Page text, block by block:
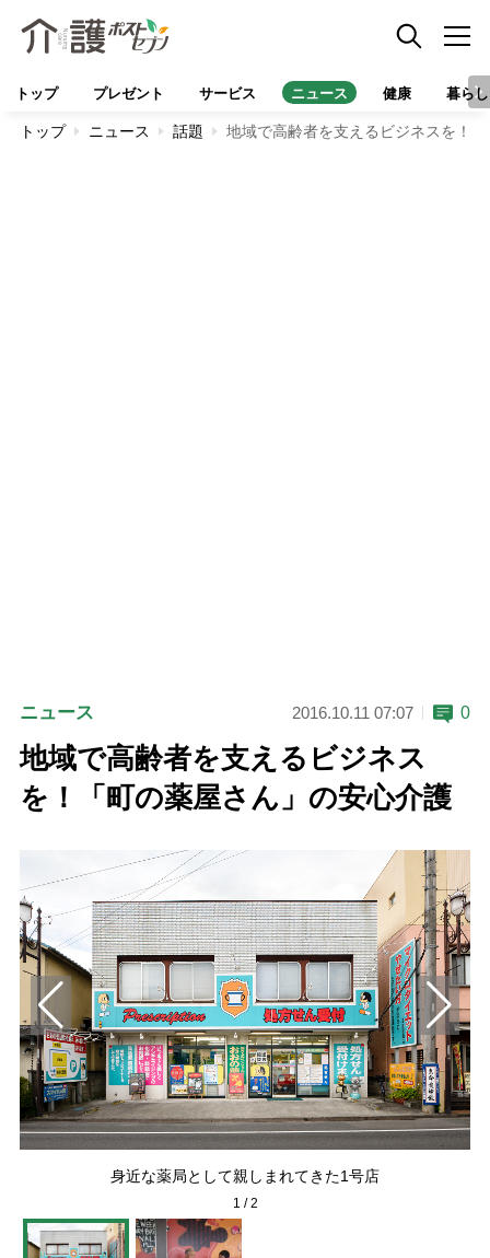
トップ プレゼント サービス ニュース 健康 暮らし
トップ ニュース 話題 地域で高齢者を支えるビジネスを！
ニュース 2016.10.11 07:07 0
地域で高齢者を支えるビジネス
を！「町の薬屋さん」の安心介護
身近な薬局として親しまれてきた1号店
1 /2